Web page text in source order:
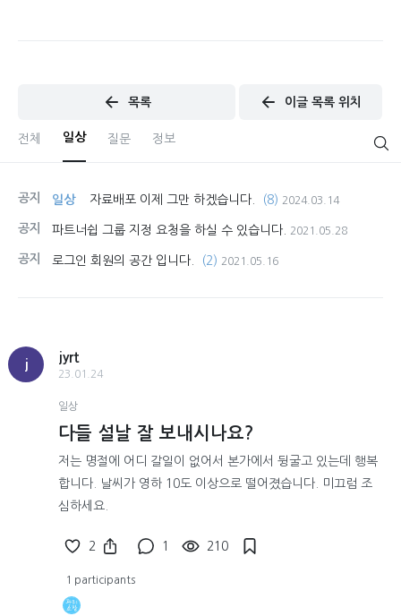
목록 이글 목록 위치
전체 일상 질문 정보
공지 일상 자료배포 이제 그만 하겠습니다. (8) 2024.03.14
공지 파트너쉽 그룹 지정 요청을 하실 수 있습니다. 2021.05.28
공지 로그인 회원의 공간 입니다. (2) 2021.05.16
j
jyrt
23.01.24
일상
다들 설날 잘 보내시나요?
저는 명절에 어디 갈일이 없어서 본가에서 뒹굴고 있는데 행복
합니다. 날씨가 영하 10도 이상으로 떨어졌습니다. 미끄럼 조
심하세요.
2 1 210
1 participants